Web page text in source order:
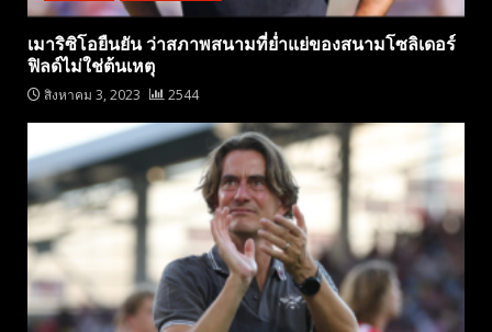
เมาริซิโอยืนยัน ว่าสภาพสนามที่ย่ำแย่ของสนามโซลิเดอร์
ฟิลด์ไม่ใช่ต้นเหตุ
สิงหาคม 3, 2023 2544